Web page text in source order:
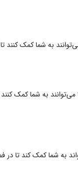
به شما کمک کنند
به شما کمک
به شما کمک کند تا